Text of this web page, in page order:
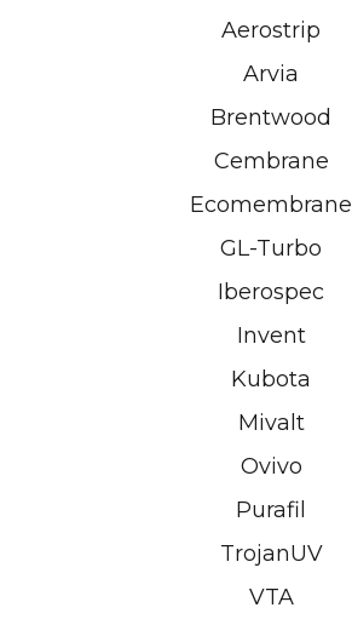
Aerostrip
Arvia
Brentwood
Cembrane
Ecomembrane
GL-Turbo
Iberospec
Invent
Kubota
Mivalt
Ovivo
Purafil
TrojanUV
VTA